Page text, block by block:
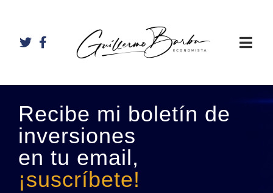
Recibe mi boletín de
inversiones
en tu email,
¡suscríbete!